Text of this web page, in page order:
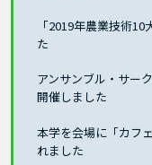
「2019年農業技術
た
アンサンブル・サー
開催しました
本学を会場に「カフ
れました